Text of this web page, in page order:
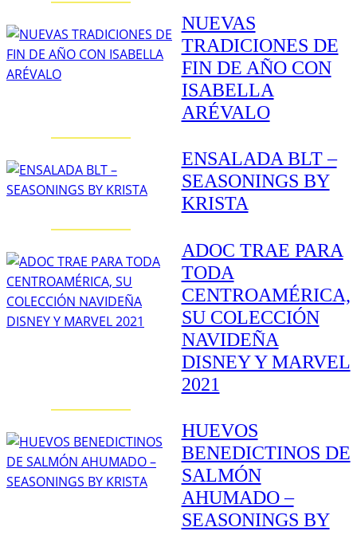
NUEVAS
TRADICIONES DE
FIN DE AÑO CON
ISABELLA
ARÉVALO
ENSALADA BLT –
SEASONINGS BY
KRISTA
ADOC TRAE PARA
TODA
CENTROAMÉRICA,
SU COLECCIÓN
NAVIDEÑA
DISNEY Y MARVEL
2021
HUEVOS
BENEDICTINOS DE
SALMÓN
AHUMADO –
SEASONINGS BY